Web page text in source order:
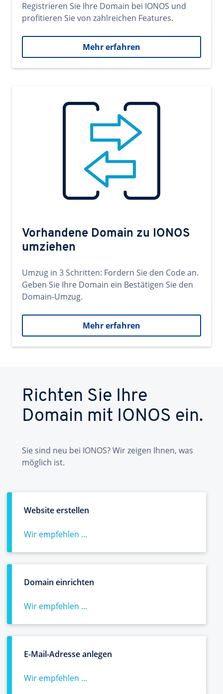
Registrieren Sie Ihre Domain bei IONOS und
profitieren Sie von zahlreichen Features.
Mehr erfahren
Vorhandene Domain zu IONOS
umziehen
Umzug in 3 Schritten: Fordern Sie den Code an.
Geben Sie Ihre Domain ein Bestätigen Sie den
Domain-Umzug.
Mehr erfahren
Richten Sie Ihre
Domain mit IONOS ein.
Sie sind neu bei IONOS? Wir zeigen Ihnen, was
möglich ist.
Website erstellen
Wir empfehlen ...
Domain einrichten
Wir empfehlen ...
E-Mail-Adresse anlegen
Wir empfehlen ...